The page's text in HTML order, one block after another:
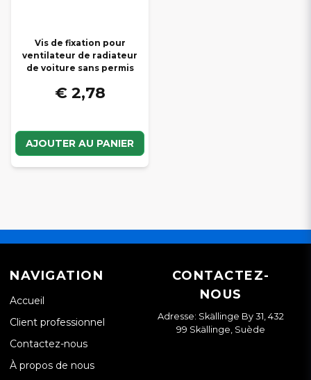
Vis de fixation pour
ventilateur de radiateur
de voiture sans permis
€ 2,78
AJOUTER AU PANIER
NAVIGATION
Accueil
Client professionnel
Contactez-nous
À propos de nous
CONTACTEZ-
NOUS
Adresse: Skällinge By 31, 432
99 Skällinge, Suède